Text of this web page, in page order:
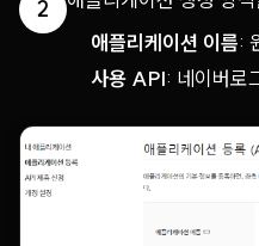
2
애플리케이션 이름:
사용 API: 네이버로